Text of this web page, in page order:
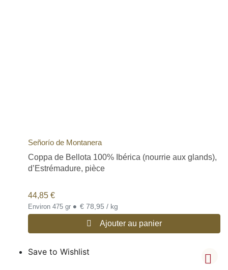
Señorío de Montanera
Coppa de Bellota 100% Ibérica (nourrie aux glands),
d’Estrémadure, pièce
44,85 €
Environ 475 gr • € 78,95 / kg
Ajouter au panier
Save to Wishlist